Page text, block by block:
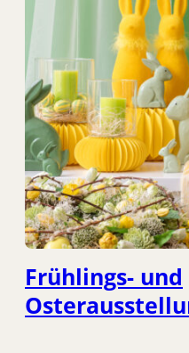
Frühlings- und